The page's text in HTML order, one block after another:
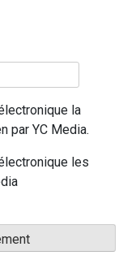
la
par YC Media.
les